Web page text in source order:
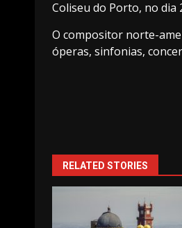
Coliseu do Porto, no dia
O compositor norte-
óperas, sinfonias,
RELATED STORIES